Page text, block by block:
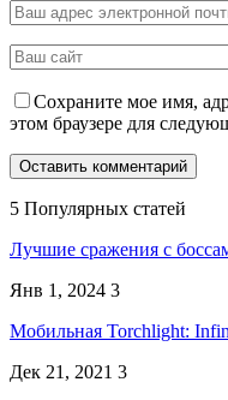
Сохраните мое имя,
этом браузере для
5 Популярных статей
Лучшие сражения с
Янв 1, 2024 3
Мобильная Torchlight:
Дек 21, 2021 3